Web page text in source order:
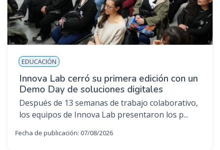
EDUCACIÓN
Innova Lab cerró su primera edición con un
Demo Day de soluciones digitales
Después de 13 semanas de trabajo colaborativo,
los equipos de Innova Lab presentaron los p...
Fecha de publicación: 07/08/2026